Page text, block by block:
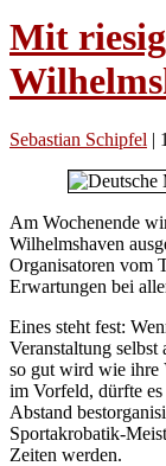
Mit
Sebastian Schipfel |
Am Wochenende
Wilhelmshaven
Organisatoren vom
Erwartungen bei
Eines steht fest:
Veranstaltung selbst
so gut wird wie ihre
im Vorfeld, dürfte
Abstand
Sportakrobatik-
Zeiten werden.